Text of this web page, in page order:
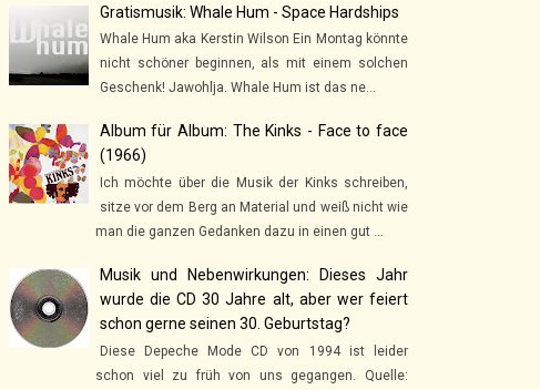
Gratismusik: Whale Hum - Space Hardships
Whale Hum aka Kerstin Wilson Ein Montag könnte
nicht schöner beginnen, als mit einem solchen
Geschenk! Jawohlja. Whale Hum ist das ne...
Album für Album: The Kinks - Face to face
(1966)
Ich möchte über die Musik der Kinks schreiben,
sitze vor dem Berg an Material und weiß nicht wie
man die ganzen Gedanken dazu in einen gut ...
Musik und Nebenwirkungen: Dieses Jahr
wurde die CD 30 Jahre alt, aber wer feiert
schon gerne seinen 30. Geburtstag?
Diese Depeche Mode CD von 1994 ist leider
schon viel zu früh von uns gegangen. Quelle: